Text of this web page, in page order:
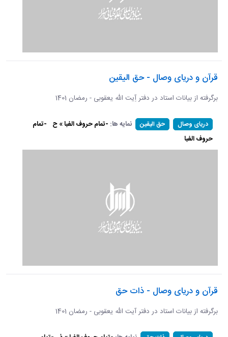
قرآن و دریای وصال - حق الیقین
برگرفته از بیانات استاد در دفتر آِیت الله یعقوبی - رمضان 1401
دریای وصال حق الیقین نمایه ها: -تمام حروف الفبا » ح -تمام
حروف الفبا
قرآن و دریای وصال - ذات حق
برگرفته از بیانات استاد در دفتر آیت الله یعقوبی - رمضان 1401